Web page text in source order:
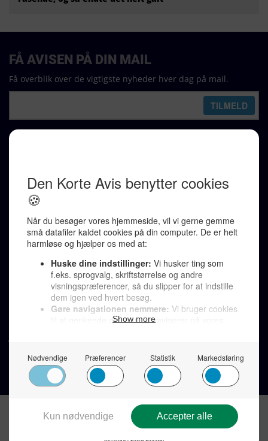
Karen Jespersen
Redaktionen kontaktes via mail til
redaktion@denkorteavis.dk
Telefonsvarer 20 30 10 96
Von Ostensgade 22, 2791 Dragør
LINKS
Tidligere aviser >
Støt Den Korte Avis >
Send et læserbrev >
Privatlivspolitik >
FÅ AVISEN PÅ DIN MAIL
Få overblik over de vigtigste nyheder hver dag på mail.